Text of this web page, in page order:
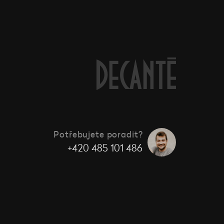
Potřebujete poradit?
+420 485 101 486